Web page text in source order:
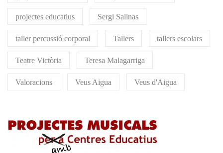
projectes educatius Sergi Salinas
taller percussió corporal Tallers tallers escolars
Teatre Victòria Teresa Malagarriga
Valoracions Veus Aigua Veus d'Aigua